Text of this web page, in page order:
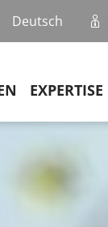
Deutsch
EXPERTISE